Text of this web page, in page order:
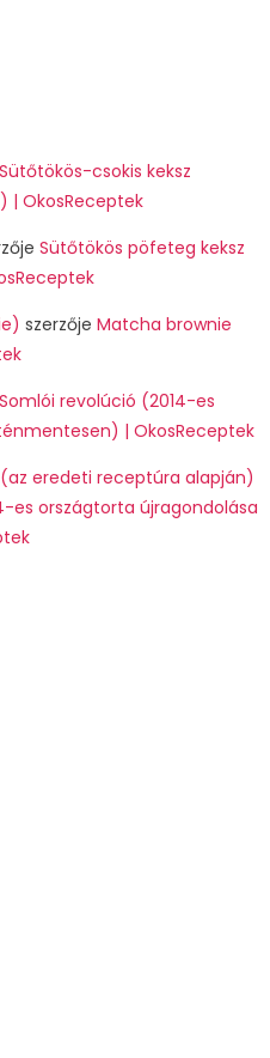
Sütőtökös-csokis keksz
| OkosReceptek
Sütőtökös pöfeteg keksz
szerzője Matcha brownie
Somlói revolúció (2014-es
| OkosReceptek
eredeti receptúra alapján)
es országtorta újragondolása